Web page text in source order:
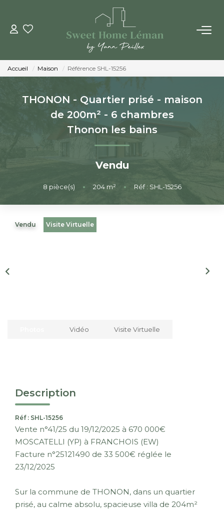
ACHETER
PROGRAMMES NEUFS
ESTIMER EN LIGNE
LES AGENCES
Nous Rejoindre
Accueil Maison Référence SHL-15256
THONON - Quartier prisé - maison
de 200m² - 6 chambres
Thonon les bains
Vendu
8 pièce(s) • 204m² • Réf : SHL-15256
Vendu Visite Virtuelle
Vidéo Visite Virtuelle
Description
Réf : SHL-15256
Vente n°41/25 du 19/12/2025 à 670 000€
MOSCATELLI (YP) à FRANCHOIS (EW)
Facture n°25121490 de 33 500€ réglée le
23/12/2025
Sur la commune de THONON, dans un quartier
prisé, au calme absolu, spacieuse villa de 204m²